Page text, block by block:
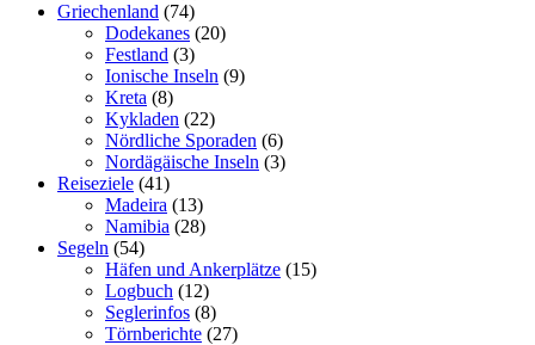
Griechenland (74)
Dodekanes (20)
Festland (3)
Ionische Inseln (9)
Kreta (8)
Kykladen (22)
Nördliche Sporaden (6)
Nordägäische Inseln (3)
Reiseziele (41)
Madeira (13)
Namibia (28)
Segeln (54)
Häfen und Ankerplätze (15)
Logbuch (12)
Seglerinfos (8)
Törnberichte (27)